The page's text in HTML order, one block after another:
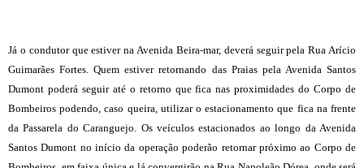
Já o condutor que estiver na Avenida Beira-mar, deverá seguir pela Rua Arício
Guimarães Fortes. Quem estiver retornando das Praias pela Avenida Santos
Dumont poderá seguir até o retorno que fica nas proximidades do Corpo de
Bombeiros podendo, caso queira, utilizar o estacionamento que fica na frente
da Passarela do Caranguejo. Os veículos estacionados ao longo da Avenida
Santos Dumont no início da operação poderão retornar próximo ao Corpo de